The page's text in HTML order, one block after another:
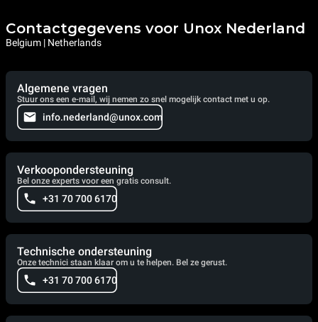
Contactgegevens voor Unox Nederland
Belgium | Netherlands
Algemene vragen
Stuur ons een e-mail, wij nemen zo snel mogelijk contact met u op.
info.nederland@unox.com
Verkoopondersteuning
Bel onze experts voor een gratis consult.
+31 70 700 6170
Technische ondersteuning
Onze technici staan klaar om u te helpen. Bel ze gerust.
+31 70 700 6170